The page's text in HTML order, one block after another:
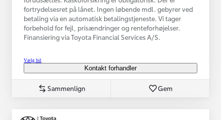
fortrydelsesret på lånet. Ingen løbende mdl. gebyrer ved
betaling via en automatisk betalingstjeneste. Vi tager
forbehold for fejl, prisændringer og renteforhøjelser.
Finansiering via Toyota Financial Services A/S.
Vælg bil
Kontakt forhandler
Sammenlign Gem